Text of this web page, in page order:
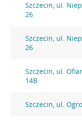
Szczecin, ul.
26
Szczecin, ul.
26
Szczecin, ul.
14B
Szczecin, ul.